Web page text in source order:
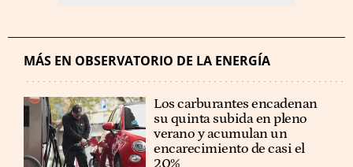
MÁS EN OBSERVATORIO DE LA ENERGÍA
Los carburantes encadenan
su quinta subida en pleno
verano y acumulan un
encarecimiento de casi el
20%